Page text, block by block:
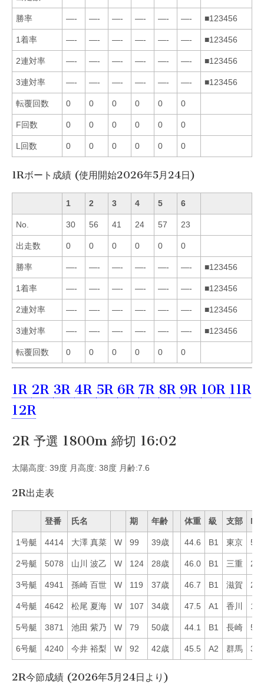
勝率 —- —- —- —- —- —- ■123456
1着率 —- —- —- —- —- —- ■123456
2連対率 —- —- —- —- —- —- ■123456
3連対率 —- —- —- —- —- —- ■123456
転覆回数 0 0 0 0 0 0
F回数 0 0 0 0 0 0
L回数 0 0 0 0 0 0
1Rボート成績 (使用開始2026年5月24日)
1 2 3 4 5 6
No. 30 56 41 24 57 23
出走数 0 0 0 0 0 0
勝率 —- —- —- —- —- —- ■123456
1着率 —- —- —- —- —- —- ■123456
2連対率 —- —- —- —- —- —- ■123456
3連対率 —- —- —- —- —- —- ■123456
転覆回数 0 0 0 0 0 0
1R 2R 3R 4R 5R 6R 7R 8R 9R 10R 11R
12R
2R 予選 1800m 締切 16:02
太陽高度: 39度 月高度: 38度 月齢:7.6
2R出走表
登番 氏名 期 年齢 体重 級 支部 Mo
1号艇 4414 大澤 真菜 W 99 39歳 44.6 B1 東京 54
2号艇 5078 山川 波乙 W 124 28歳 46.0 B1 三重 28
3号艇 4941 孫崎 百世 W 119 37歳 46.7 B1 滋賀 20
4号艇 4642 松尾 夏海 W 107 34歳 47.5 A1 香川 17
5号艇 3871 池田 紫乃 W 79 50歳 44.1 B1 長崎 58
6号艇 4240 今井 裕梨 W 92 42歳 45.5 A2 群馬 33
2R今節成績 (2026年5月24日より)